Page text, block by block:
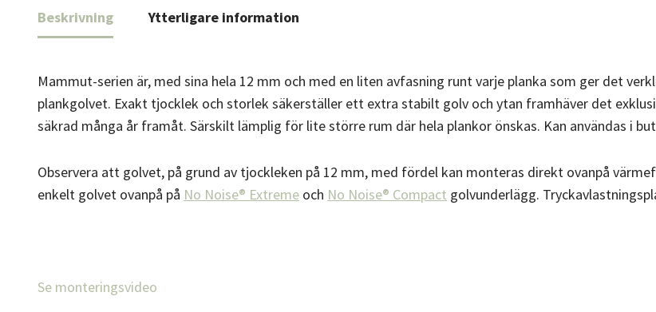
Beskrivning Ytterligare information
Mammut-serien är, med sina hela 12 mm och med en liten avfasning runt varje planka som ger det
plankgolvet. Exakt tjocklek och storlek säkerställer ett extra stabilt golv och ytan framhäver det
säkrad många år framåt. Särskilt lämplig för lite större rum där hela plankor önskas. Kan användas i
Observera att golvet, på grund av tjockleken på 12 mm, med fördel kan monteras direkt ovanpå
enkelt golvet ovanpå på No Noise® Extreme och No Noise® Compact golvunderlägg.
Se monteringsvideo